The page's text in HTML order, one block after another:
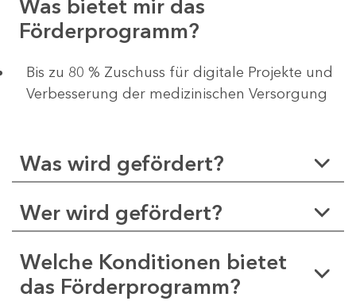
Was bietet mir das
Förderprogramm?
​​​​​​Bis zu 80 % Zuschuss für digitale Projekte und
Verbesserung der medizinischen Versorgung
Was wird gefördert?
Wer wird gefördert?
Welche Konditionen bietet
das Förderprogramm?